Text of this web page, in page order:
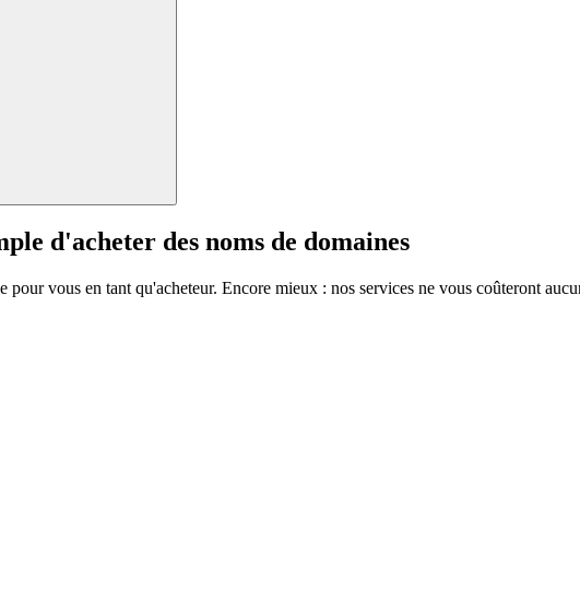
d'acheter des noms de domaines
vous en tant qu'acheteur. Encore mieux : nos services ne vous coûteront